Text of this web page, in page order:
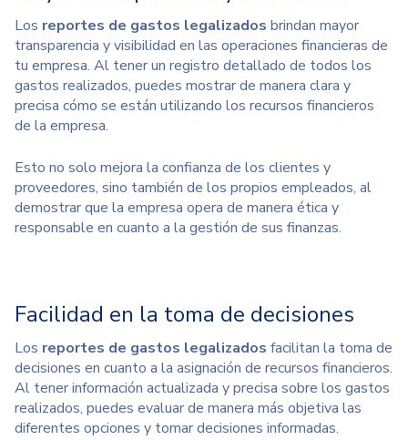
Los reportes de gastos legalizados brindan mayor
transparencia y visibilidad en las operaciones financieras de
tu empresa. Al tener un registro detallado de todos los
gastos realizados, puedes mostrar de manera clara y
precisa cómo se están utilizando los recursos financieros
de la empresa.
Esto no solo mejora la confianza de los clientes y
proveedores, sino también de los propios empleados, al
demostrar que la empresa opera de manera ética y
responsable en cuanto a la gestión de sus finanzas.
Facilidad en la toma de decisiones
Los reportes de gastos legalizados facilitan la toma de
decisiones en cuanto a la asignación de recursos financieros.
Al tener información actualizada y precisa sobre los gastos
realizados, puedes evaluar de manera más objetiva las
diferentes opciones y tomar decisiones informadas.